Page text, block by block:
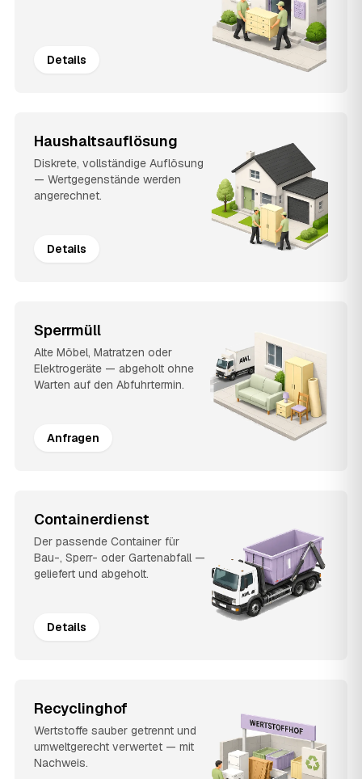
Details
Haushaltsauflösung
Diskrete, vollständige Auflösung
— Wertgegenstände werden
angerechnet.
Details
Sperrmüll
Alte Möbel, Matratzen oder
Elektrogeräte — abgeholt ohne
Warten auf den Abfuhrtermin.
Anfragen
Containerdienst
Der passende Container für
Bau-, Sperr- oder Gartenabfall —
geliefert und abgeholt.
Details
Recyclinghof
Wertstoffe sauber getrennt und
umweltgerecht verwertet — mit
Nachweis.